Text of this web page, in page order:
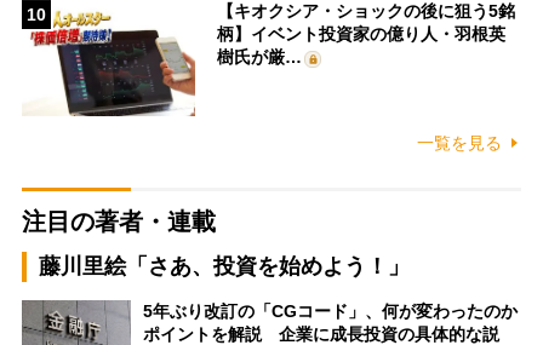
10
【キオクシア・ショックの後に狙う5銘
柄】イベント投資家の億り人・羽根英
樹氏が厳…
一覧を見る
注目の著者・連載
藤川里絵「さあ、投資を始めよう！」
5年ぶり改訂の「CGコード」、何が変わったのか
ポイントを解説 企業に成長投資の具体的な説